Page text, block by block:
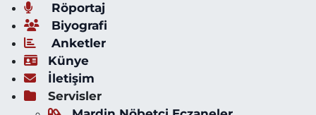
Röportaj
Biyografi
Anketler
Künye
İletişim
Servisler